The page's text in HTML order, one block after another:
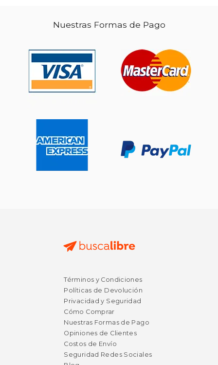
50%
Nuestras Formas de Pago
Términos y Condiciones
Políticas de Devolución
Privacidad y Seguridad
Cómo Comprar
Nuestras Formas de Pago
Opiniones de Clientes
Costos de Envío
Seguridad Redes Sociales